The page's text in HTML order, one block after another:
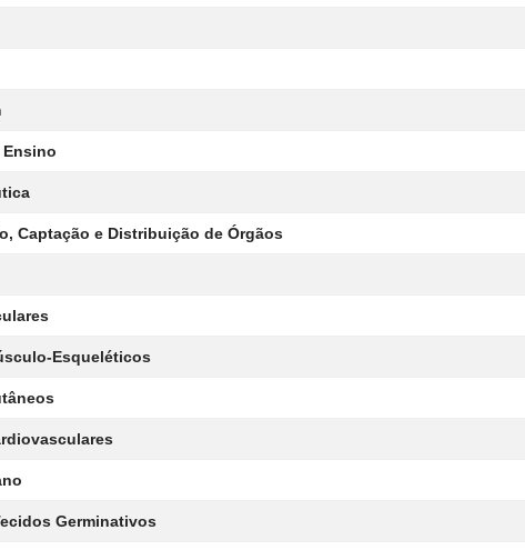
Captação e Distribuição de Órgãos
Esqueléticos
Germinativos